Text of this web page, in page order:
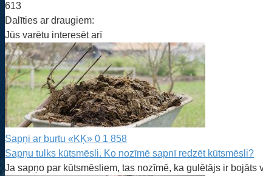
613
Dalīties ar draugiem:
Jūs varētu interesēt arī
Sapņi ar burtu «KĶ» 0 1 858
Sapņu tulks kūtsmēsli. Ko nozīmē sapnī redzēt kūtsmēsli?
Ja sapņo par kūtsmēsliem, tas nozīmē, ka gulētājs ir bojāts